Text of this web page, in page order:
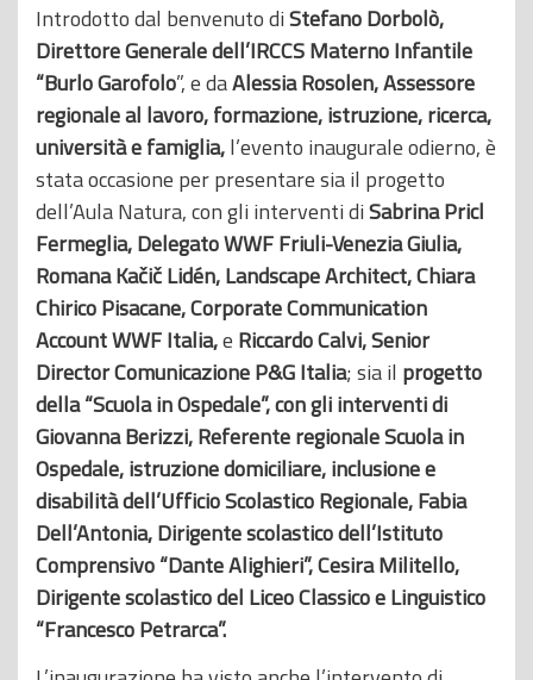
Introdotto dal benvenuto diStefano Dorbolò,
Direttore Generale dell’IRCCS Materno Infantile
“Burlo Garofolo”, e daAlessia Rosolen, Assessore
regionale al lavoro, formazione, istruzione, ricerca,
università e famiglia,l’evento inaugurale odierno, è
stata occasione per presentare sia il progetto
dell’Aula Natura, con gli interventi diSabrina Pricl
Fermeglia, Delegato WWF Friuli-Venezia Giulia,
Romana Kačič Lidén, Landscape Architect,Chiara
Chirico Pisacane, Corporate Communication
Account WWF Italia,e Riccardo Calvi, Senior
Director Comunicazione P&G Italia; sia il progetto
della “Scuola in Ospedale”, con gli interventi di
Giovanna Berizzi, Referente regionale Scuola in
Ospedale, istruzione domiciliare, inclusione e
disabilità dell’Ufficio Scolastico Regionale, Fabia
Dell’Antonia, Dirigente scolastico dell’Istituto
Comprensivo “Dante Alighieri”, Cesira Militello,
Dirigente scolastico del Liceo Classico e Linguistico
“Francesco Petrarca”.